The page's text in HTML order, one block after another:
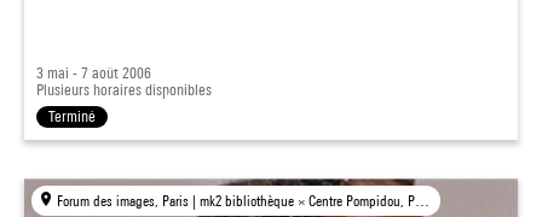
3 mai - 7 août 2006
Plusieurs horaires disponibles
Terminé
Forum des images, Paris | mk2 bibliothèque × Centre Pompidou, Paris